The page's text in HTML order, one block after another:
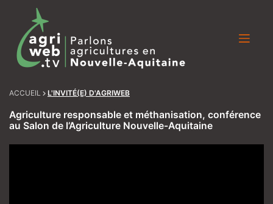
ACCUEIL L'INVITÉ(E) D'AGRIWEB
Agriculture responsable et méthanisation, conférence
au Salon de l’Agriculture Nouvelle-Aquitaine